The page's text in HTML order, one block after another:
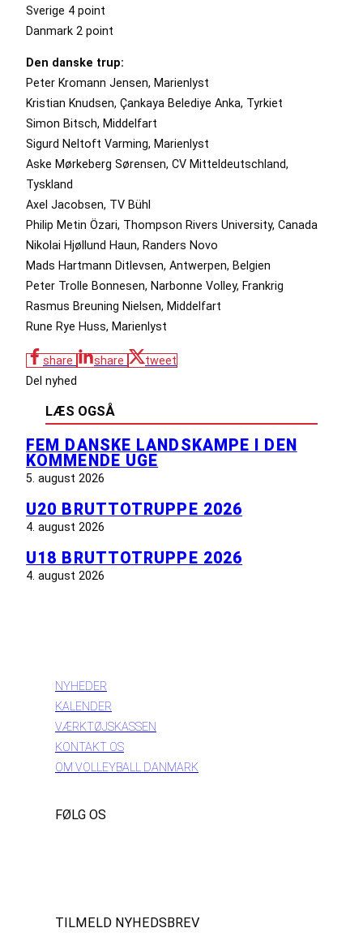
Sverige 4 point
Danmark 2 point
Den danske trup:
Peter Kromann Jensen, Marienlyst
Kristian Knudsen, Çankaya Belediye Anka, Tyrkiet
Simon Bitsch, Middelfart
Sigurd Neltoft Varming, Marienlyst
Aske Mørkeberg Sørensen, CV Mitteldeutschland,
Tyskland
Axel Jacobsen, TV Bühl
Philip Metin Özari, Thompson Rivers University, Canada
Nikolai Hjøllund Haun, Randers Novo
Mads Hartmann Ditlevsen, Antwerpen, Belgien
Peter Trolle Bonnesen, Narbonne Volley, Frankrig
Rasmus Breuning Nielsen, Middelfart
Rune Rye Huss, Marienlyst
share share
tweet
Del nyhed
LÆS OGSÅ
FEM DANSKE LANDSKAMPE I DEN
KOMMENDE UGE
5. august 2026
U20 BRUTTOTRUPPE 2026
4. august 2026
U18 BRUTTOTRUPPE 2026
4. august 2026
NYHEDER
KALENDER
VÆRKTØJSKASSEN
KONTAKT OS
OM VOLLEYBALL DANMARK
FØLG OS
TILMELD NYHEDSBREV